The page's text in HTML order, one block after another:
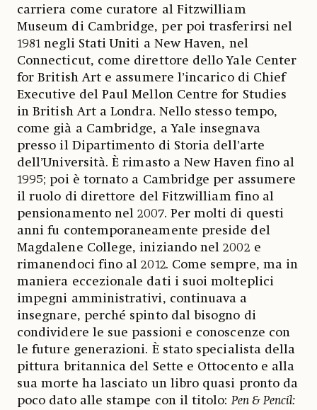
carriera come curatore al Fitzwilliam
Museum di Cambridge, per poi trasferirsi nel
1981 negli Stati Uniti a New Haven, nel
Connecticut, come direttore dello Yale Center
for British Art e assumere l’incarico di Chief
Executive del Paul Mellon Centre for Studies
in British Art a Londra. Nello stesso tempo,
come già a Cambridge, a Yale insegnava
presso il Dipartimento di Storia dell’arte
dell’Università. È rimasto a New Haven fino al
1995; poi è tornato a Cambridge per assumere
il ruolo di direttore del Fitzwilliam fino al
pensionamento nel 2007. Per molti di questi
anni fu contemporaneamente preside del
Magdalene College, iniziando nel 2002 e
rimanendoci fino al 2012. Come sempre, ma in
maniera eccezionale dati i suoi molteplici
impegni amministrativi, continuava a
insegnare, perché spinto dal bisogno di
condividere le sue passioni e conoscenze con
le future generazioni. È stato specialista della
pittura britannica del Sette e Ottocento e alla
sua morte ha lasciato un libro quasi pronto da
poco dato alle stampe con il titolo:Pen & Pencil: